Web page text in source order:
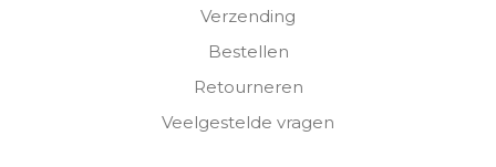
Verzending
Bestellen
Retourneren
Veelgestelde vragen